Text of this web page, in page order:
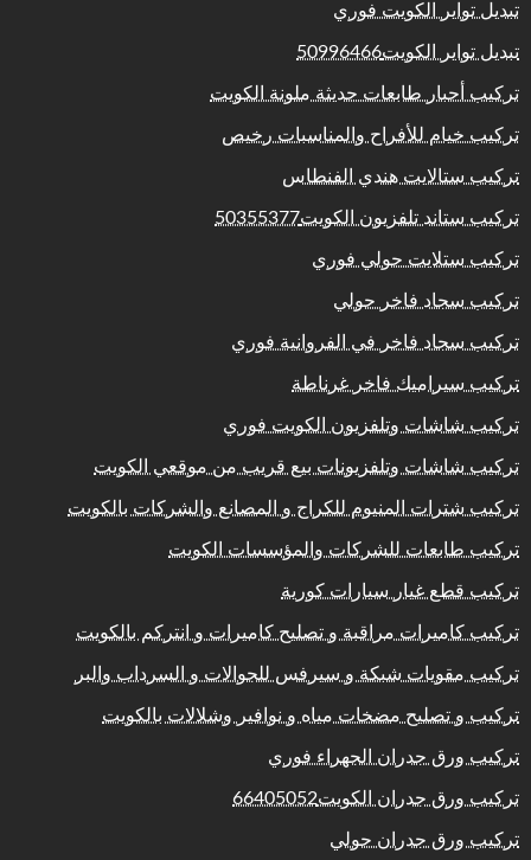
تبديل تواير الكويت فوري
تبديل تواير الكويت50996466
تركيب أحبار طابعات حديثة ملونة الكويت
تركيب خيام للأفراح والمناسبات رخيص
تركيب ستالايت هندي الفنطاس
تركيب ستاند تلفزيون الكويت50355377
تركيب ستلايت حولي فوري
تركيب سجاد فاخر حولي
تركيب سجاد فاخر في الفروانية فوري
تركيب سيراميك فاخر غرناطة
تركيب شاشات وتلفزيون الكويت فوري
تركيب شاشات وتلفزيونات بيع قريب من موقعي الكويت
تركيب شترات المنيوم للكراج و المصانع والشركات بالكويت
تركيب طابعات للشركات والمؤسسات الكويت
تركيب قطع غيار سيارات كورية
تركيب كاميرات مراقبة و تصليح كاميرات و انتركم بالكويت
تركيب مقويات شبكة و سيرفس للجوالات و السرداب والبر
تركيب و تصليح مضخات مياه و نوافير وشلالات بالكويت
تركيب ورق جدران الجهراء فوري
تركيب ورق جدران الكويت66405052
تركيب ورق جدران حولي